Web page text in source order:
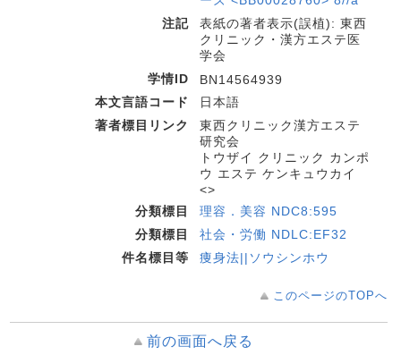
注記
表紙の著者表示(誤植): 東西
クリニック・漢方エステ医
学会
学情ID
BN14564939
本文言語コード
日本語
著者標目リンク
東西クリニック漢方エステ
研究会
トウザイ クリニック カンポ
ウ エステ ケンキュウカイ
<>
分類標目
理容．美容 NDC8:595
分類標目
社会・労働 NDLC:EF32
件名標目等
痩身法||ソウシンホウ
このページのTOPへ
前の画面へ戻る